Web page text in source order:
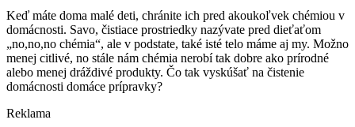
Keď máte doma malé deti, chránite ich pred akoukoľvek chémiou v
domácnosti. Savo, čistiace prostriedky nazývate pred dieťaťom
„no,no,no chémia“, ale v podstate, také isté telo máme aj my. Možno
menej citlivé, no stále nám chémia nerobí tak dobre ako prírodné
alebo menej dráždivé produkty. Čo tak vyskúšať na čistenie
domácnosti domáce prípravky?
Reklama